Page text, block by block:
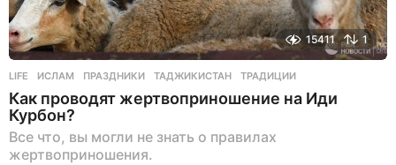
15411 1
LIFE ИСЛАМ ,ПРАЗДНИКИ ,ТАДЖИКИСТАН ,ТРАДИЦИИ
Как проводят жертвоприношение на Иди
Курбон?
Все что, вы могли не знать о правилах
жертвоприношения.